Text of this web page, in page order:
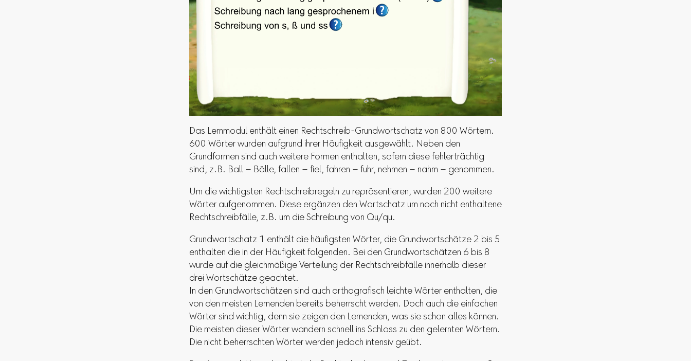
Das Lernmodul enthält einen Rechtschreib-Grundwortschatz von 800 Wörtern.
600 Wörter wurden aufgrund ihrer Häufigkeit ausgewählt. Neben den
Grundformen sind auch weitere Formen enthalten, sofern diese fehlerträchtig
sind, z.B. Ball – Bälle, fallen – fiel, fahren – fuhr, nehmen – nahm – genommen.
Um die wichtigsten Rechtschreibregeln zu repräsentieren, wurden 200 weitere
Wörter aufgenommen. Diese ergänzen den Wortschatz um noch nicht enthaltene
Rechtschreibfälle, z.B. um die Schreibung von Qu/qu.
Grundwortschatz 1 enthält die häufigsten Wörter, die Grundwortschätze 2 bis 5
enthalten die in der Häufigkeit folgenden. Bei den Grundwortschätzen 6 bis 8
wurde auf die gleichmäßige Verteilung der Rechtschreibfälle innerhalb dieser
drei Wortschätze geachtet.
In den Grundwortschätzen sind auch orthografisch leichte Wörter enthalten, die
von den meisten Lernenden bereits beherrscht werden. Doch auch die einfachen
Wörter sind wichtig, denn sie zeigen den Lernenden, was sie schon alles können.
Die meisten dieser Wörter wandern schnell ins Schloss zu den gelernten Wörtern.
Die nicht beherrschten Wörter werden jedoch intensiv geübt.